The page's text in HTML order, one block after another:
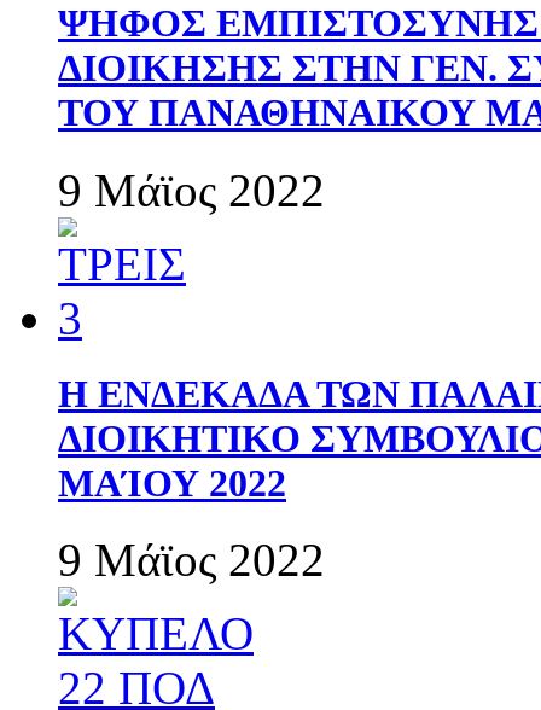
ΨΗΦΟΣ
ΔΙΟΙΚΗΣΗΣ ΣΤΗΝ ΓΕΝ.
ΤΟΥ ΠΑΝΑΘΗΝΑΙΚΟΥ
9 Μάϊος 2022
Η ΕΝΔΕΚΑΔΑ ΤΩΝ
ΔΙΟΙΚΗΤΙΚΟ
ΜΑΊΟΥ 2022
9 Μάϊος 2022